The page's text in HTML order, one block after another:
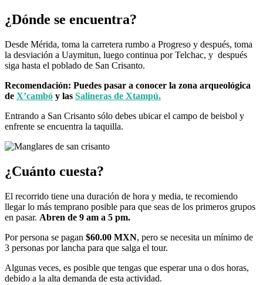
¿Dónde se encuentra?
Desde Mérida, toma la carretera rumbo a Progreso y después, toma
la desviación a Uaymitun, luego continua por Telchac, y después
siga hasta el poblado de San Crisanto.
Recomendación: Puedes pasar a conocer la zona arqueológica
de X’cambó y las Salineras de Xtampú.
Entrando a San Crisanto sólo debes ubicar el campo de beisbol y
enfrente se encuentra la taquilla.
¿Cuánto cuesta?
El recorrido tiene una duración de hora y media, te recomiendo
llegar lo más temprano posible para que seas de los primeros grupos
en pasar. Abren de 9 am a 5 pm.
Por persona se pagan $60.00 MXN, pero se necesita un mínimo de
3 personas por lancha para que salga el tour.
Algunas veces, es posible que tengas que esperar una o dos horas,
debido a la alta demanda de esta actividad.